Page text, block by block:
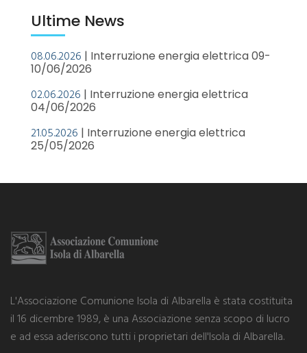
Ultime News
08.06.2026 | Interruzione energia elettrica 09-
10/06/2026
02.06.2026 | Interruzione energia elettrica
04/06/2026
21.05.2026 | Interruzione energia elettrica
25/05/2026
L'Associazione Comunione Isola di Albarella è stata costituita
il 16 dicembre 1989, è una Associazione senza scopo di lucro
e ad essa aderiscono tutti i proprietari dell'Isola di Albarella.